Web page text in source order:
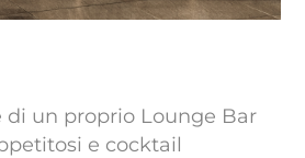
di un proprio Lounge Bar
e cocktail